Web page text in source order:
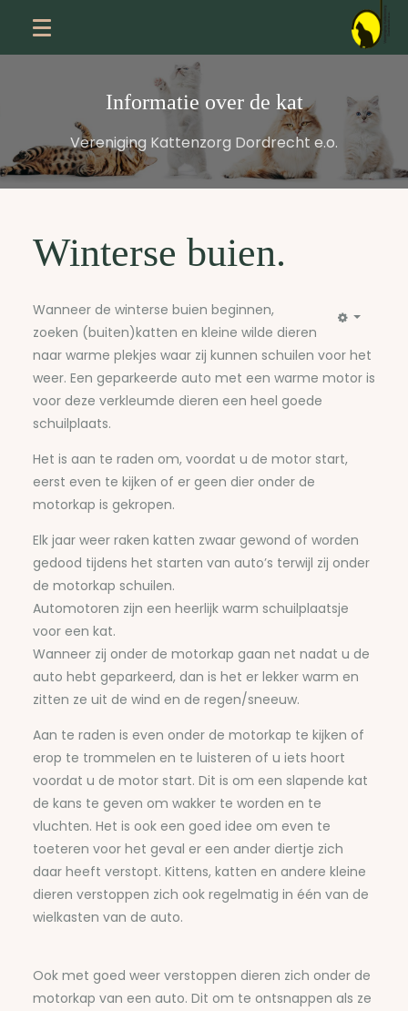
Informatie over de kat
Vereniging Kattenzorg Dordrecht e.o.
Winterse buien.
Wanneer de winterse buien beginnen,
zoeken (buiten)katten en kleine wilde dieren
naar warme plekjes waar zij kunnen schuilen voor het
weer. Een geparkeerde auto met een warme motor is
voor deze verkleumde dieren een heel goede
schuilplaats.
Het is aan te raden om, voordat u de motor start,
eerst even te kijken of er geen dier onder de
motorkap is gekropen.
Elk jaar weer raken katten zwaar gewond of worden
gedood tijdens het starten van auto’s terwijl zij onder
de motorkap schuilen.
Automotoren zijn een heerlijk warm schuilplaatsje
voor een kat.
Wanneer zij onder de motorkap gaan net nadat u de
auto hebt geparkeerd, dan is het er lekker warm en
zitten ze uit de wind en de regen/sneeuw.
Aan te raden is even onder de motorkap te kijken of
erop te trommelen en te luisteren of u iets hoort
voordat u de motor start. Dit is om een slapende kat
de kans te geven om wakker te worden en te
vluchten. Het is ook een goed idee om even te
toeteren voor het geval er een ander diertje zich
daar heeft verstopt. Kittens, katten en andere kleine
dieren verstoppen zich ook regelmatig in één van de
wielkasten van de auto.
Ook met goed weer verstoppen dieren zich onder de
motorkap van een auto. Dit om te ontsnappen als ze